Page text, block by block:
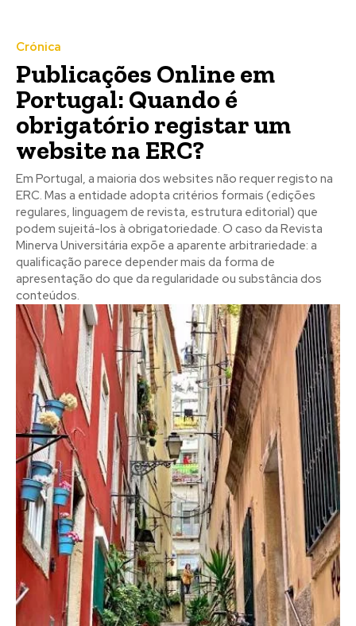
Crónica
Publicações Online em
Portugal: Quando é
obrigatório registar um
website na ERC?
Em Portugal, a maioria dos websites não requer registo na
ERC. Mas a entidade adopta critérios formais (edições
regulares, linguagem de revista, estrutura editorial) que
podem sujeitá-los à obrigatoriedade. O caso da Revista
Minerva Universitária expõe a aparente arbitrariedade: a
qualificação parece depender mais da forma de
apresentação do que da regularidade ou substância dos
conteúdos.